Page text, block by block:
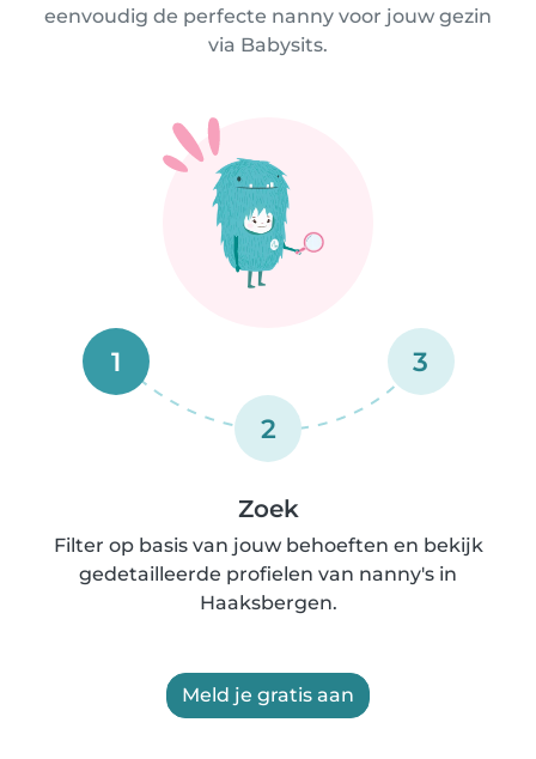
eenvoudig de perfecte nanny voor jouw gezin
via Babysits.
1
2
3
Zoek
Filter op basis van jouw behoeften en bekijk
gedetailleerde profielen van nanny's in
Haaksbergen.
Meld je gratis aan